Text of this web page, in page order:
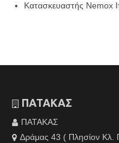
Κατασκευαστής Nemox
ΠΑΤΑΚΑΣ
ΠΑΤΑΚΑΣ
Δράμας 43 ( Πλησίον Κλ.